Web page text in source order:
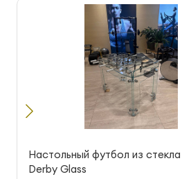
Настольный футбол из
Derby Glass